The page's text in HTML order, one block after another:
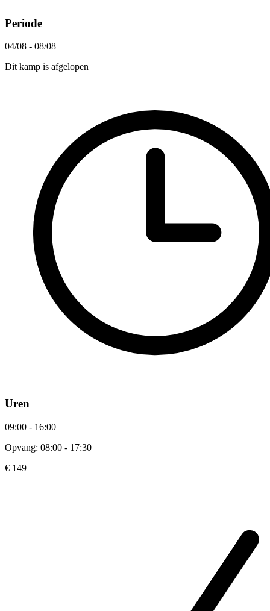
Periode
04/08 - 08/08
Dit kamp is afgelopen
Uren
09:00 - 16:00
Opvang: 08:00 - 17:30
€ 149